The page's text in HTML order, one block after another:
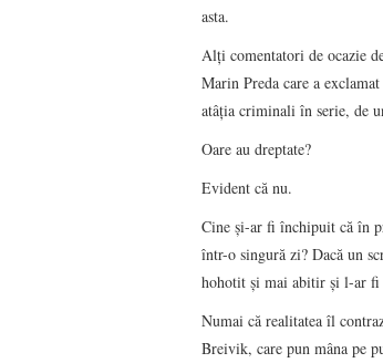
asta.
Alţi comentatori de ocazie
Marin Preda care a
atâţia criminali în serie, de
Oare au dreptate?
Evident că nu.
Cine şi-ar fi închipuit că în
într-o singură zi? Dacă un
hohotit şi mai abitir şi l-ar fi
Numai că realitatea îl
Breivik, care pun mâna pe